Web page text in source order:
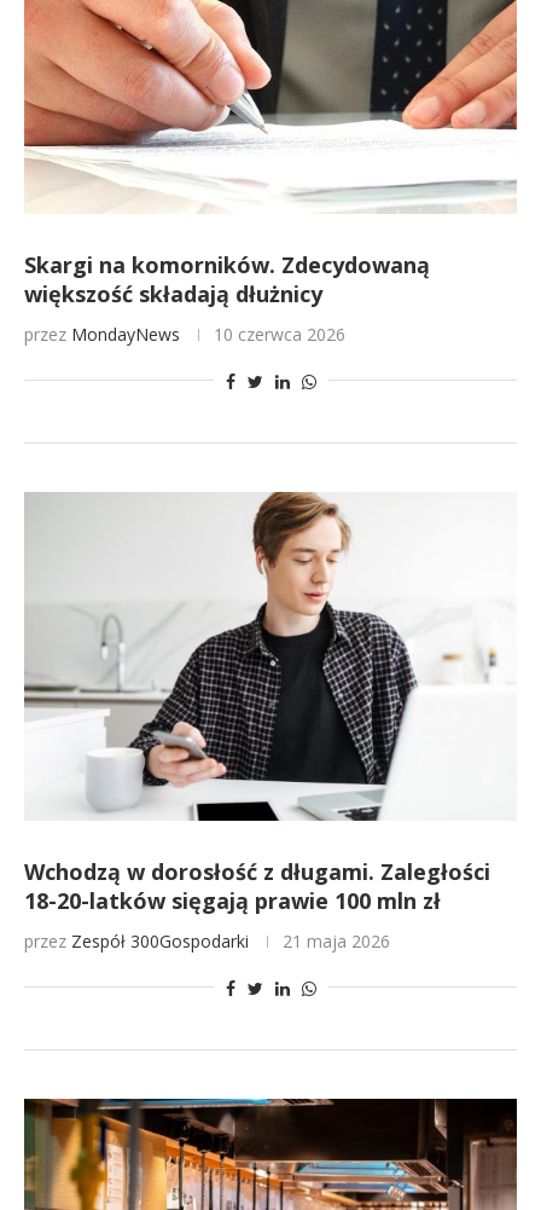
Skargi na komorników. Zdecydowaną
większość składają dłużnicy
przez MondayNews 10 czerwca 2026
Wchodzą w dorosłość z długami. Zaległości
18-20-latków sięgają prawie 100 mln zł
przez Zespół 300Gospodarki 21 maja 2026